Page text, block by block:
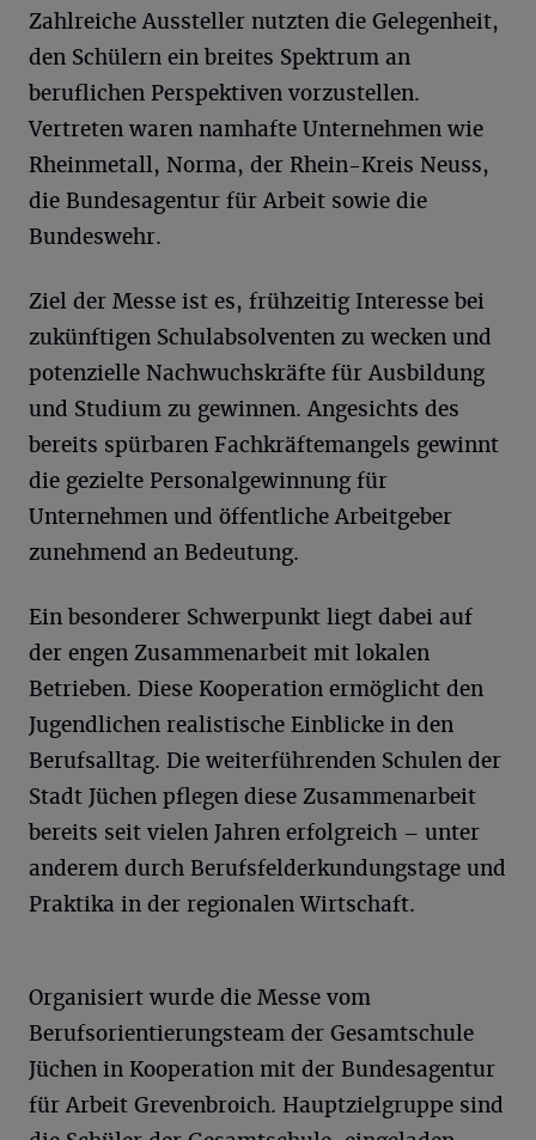
Zahlreiche Aussteller nutzten die Gelegenheit,
den Schülern ein breites Spektrum an
beruflichen Perspektiven vorzustellen.
Vertreten waren namhafte Unternehmen wie
Rheinmetall, Norma, der Rhein-Kreis Neuss,
die Bundesagentur für Arbeit sowie die
Bundeswehr.
Ziel der Messe ist es, frühzeitig Interesse bei
zukünftigen Schulabsolventen zu wecken und
potenzielle Nachwuchskräfte für Ausbildung
und Studium zu gewinnen. Angesichts des
bereits spürbaren Fachkräftemangels gewinnt
die gezielte Personalgewinnung für
Unternehmen und öffentliche Arbeitgeber
zunehmend an Bedeutung.
Ein besonderer Schwerpunkt liegt dabei auf
der engen Zusammenarbeit mit lokalen
Betrieben. Diese Kooperation ermöglicht den
Jugendlichen realistische Einblicke in den
Berufsalltag. Die weiterführenden Schulen der
Stadt Jüchen pflegen diese Zusammenarbeit
bereits seit vielen Jahren erfolgreich – unter
anderem durch Berufsfelderkundungstage und
Praktika in der regionalen Wirtschaft.
Organisiert wurde die Messe vom
Berufsorientierungsteam der Gesamtschule
Jüchen in Kooperation mit der Bundesagentur
für Arbeit Grevenbroich. Hauptzielgruppe sind